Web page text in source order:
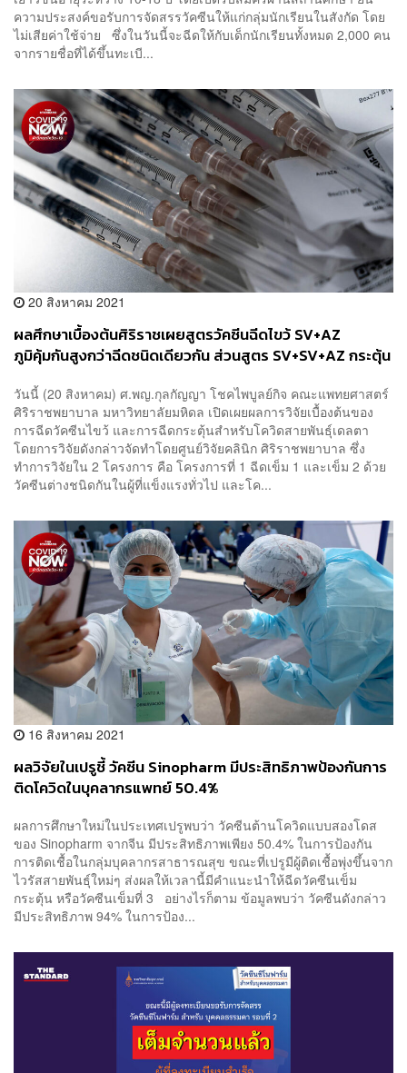
ความประสงค์ขอรับการจัดสรรวัคซีนให้แก่กลุ่มนักเรียนในสังกัด โดย
ไม่เสียค่าใช้จ่าย ซึ่งในวันนี้จะฉีดให้กับเด็กนักเรียนทั้งหมด 2,000 คน
จากรายชื่อที่ได้ขึ้นทะเบี...
20 สิงหาคม 2021
ผลศึกษาเบื้องต้นศิริราชเผยสูตรวัคซีนฉีดไขว้ SV+AZ
ภูมิคุ้มกันสูงกว่าฉีดชนิดเดียวกัน ส่วนสูตร SV+SV+AZ กระตุ้น
วันนี้ (20 สิงหาคม) ศ.พญ.กุลกัญญา โชคไพบูลย์กิจ คณะแพทยศาสตร์
ศิริราชพยาบาล มหาวิทยาลัยมหิดล เปิดเผยผลการวิจัยเบื้องต้นของ
การฉีดวัคซีนไขว้ และการฉีดกระตุ้นสำหรับโควิดสายพันธุ์เดลตา
โดยการวิจัยดังกล่าวจัดทำโดยศูนย์วิจัยคลินิก ศิริราชพยาบาล ซึ่ง
ทำการวิจัยใน 2 โครงการ คือ โครงการที่ 1 ฉีดเข็ม 1 และเข็ม 2 ด้วย
วัคซีนต่างชนิดกันในผู้ที่แข็งแรงทั่วไป และโค...
16 สิงหาคม 2021
ผลวิจัยในเปรูชี้ วัคซีน Sinopharm มีประสิทธิภาพป้องกันการ
ติดโควิดในบุคลากรแพทย์ 50.4%
ผลการศึกษาใหม่ในประเทศเปรูพบว่า วัคซีนต้านโควิดแบบสองโดส
ของ Sinopharm จากจีน มีประสิทธิภาพเพียง 50.4% ในการป้องกัน
การติดเชื้อในกลุ่มบุคลากรสาธารณสุข ขณะที่เปรูมีผู้ติดเชื้อพุ่งขึ้นจาก
ไวรัสสายพันธุ์ใหม่ๆ ส่งผลให้เวลานี้มีคำแนะนำให้ฉีดวัคซีนเข็ม
กระตุ้น หรือวัคซีนเข็มที่ 3 อย่างไรก็ตาม ข้อมูลพบว่า วัคซีนดังกล่าว
มีประสิทธิภาพ 94% ในการป้อง...